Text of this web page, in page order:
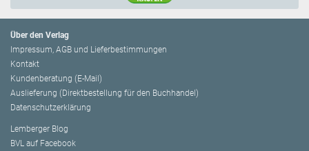
Über den Verlag
Impressum, AGB und Lieferbestimmungen
Kontakt
Kundenberatung (E-Mail)
Auslieferung (Direktbestellung für den Buchhandel)
Datenschutzerklärung
Lemberger Blog
BVL auf Facebook